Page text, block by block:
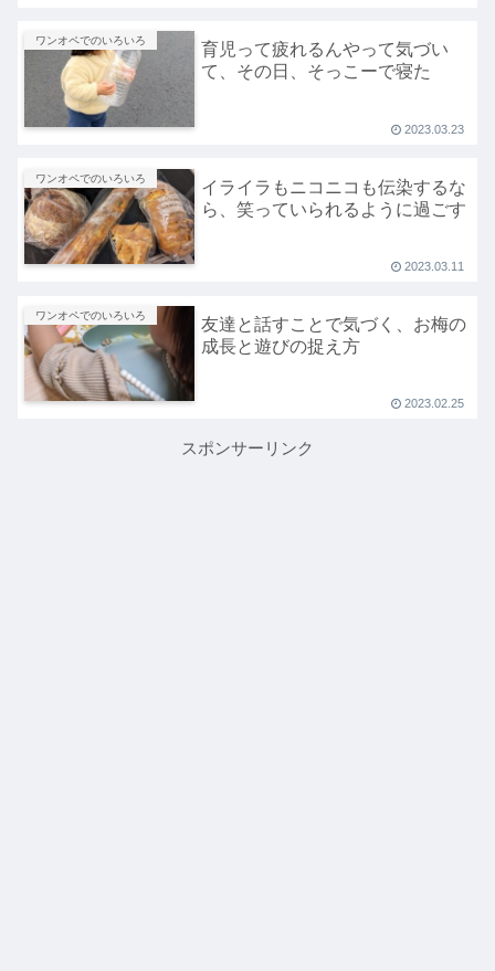
ワンオペでのいろいろ
育児って疲れるんやって気づい
て、その日、そっこーで寝た
2023.03.23
ワンオペでのいろいろ
イライラもニコニコも伝染するな
ら、笑っていられるように過ごす
2023.03.11
ワンオペでのいろいろ
友達と話すことで気づく、お梅の
成長と遊びの捉え方
2023.02.25
スポンサーリンク